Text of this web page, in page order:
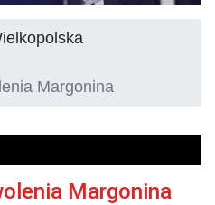
Margonina
Margonina